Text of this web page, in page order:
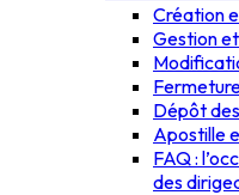
Création
Gestion
Dépôt
Apostille
FAQ :
des